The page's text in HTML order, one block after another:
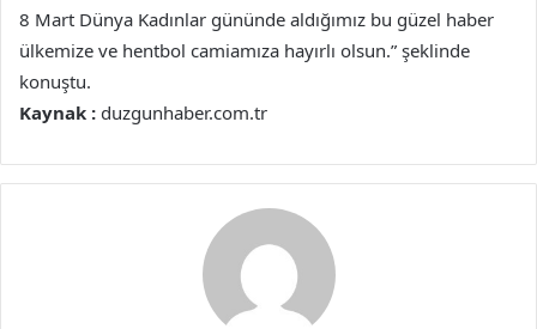
8 Mart Dünya Kadınlar gününde aldığımız bu güzel haber
ülkemize ve hentbol camiamıza hayırlı olsun.” şeklinde
konuştu.
Kaynak : duzgunhaber.com.tr